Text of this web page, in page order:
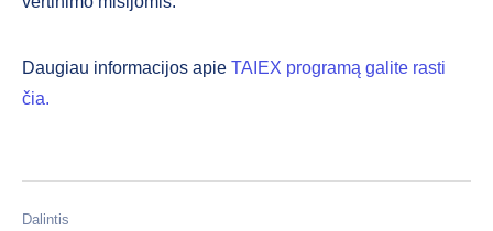
Daugiau informacijos apie TAIEX programą galite rasti
čia.
Dalintis